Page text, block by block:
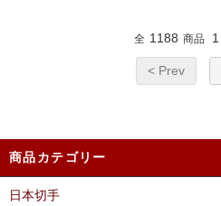
全 1188 商品 1
< Prev
商品カテゴリー
日本切手